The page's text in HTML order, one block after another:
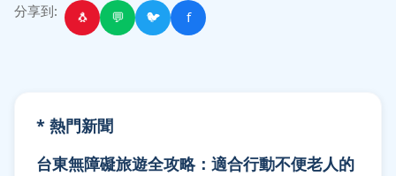
分享到: 🐧 💬 🐦 f
* 熱門新聞
台東無障礙旅遊全攻略：適合行動不便老人的